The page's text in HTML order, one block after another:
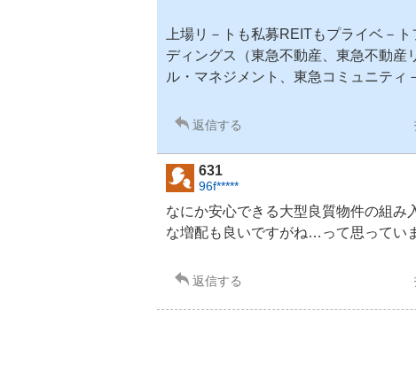
上場リ－トも私募REITもプライベ－
ディングス
（東急不動産、東急不動
ル・マネジメント、東急コミュニティ
返信する
631
96f*****
なにか安心できる大型良質物件の組
な増配も良いですがね…って思ってい
返信する